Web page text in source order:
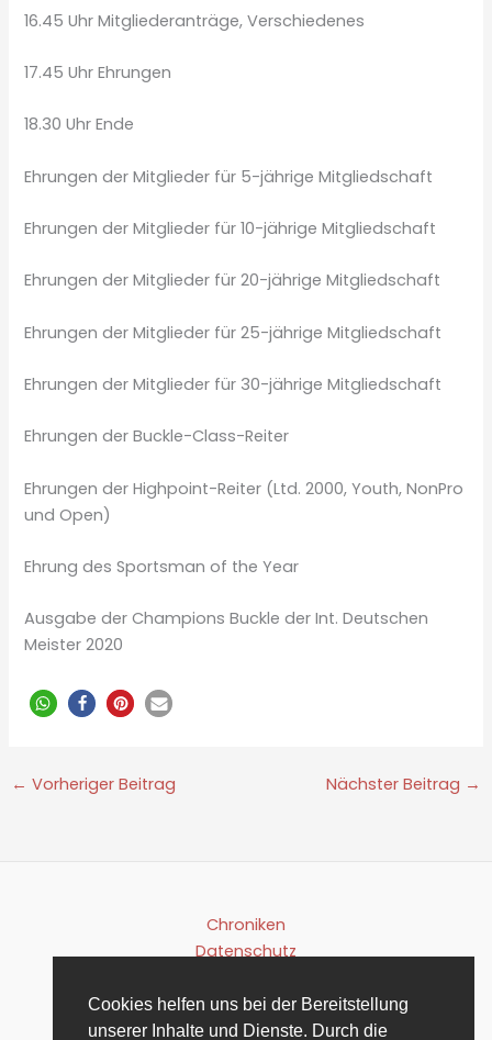
Cookies helfen uns bei der Bereitstellung
unserer Inhalte und Dienste. Durch die
16.45 Uhr Mitgliederanträge, Verschiedenes
17.45 Uhr Ehrungen
18.30 Uhr Ende
Ehrungen der Mitglieder für 5-jährige Mitgliedschaft
Ehrungen der Mitglieder für 10-jährige Mitgliedschaft
Ehrungen der Mitglieder für 20-jährige Mitgliedschaft
Ehrungen der Mitglieder für 25-jährige Mitgliedschaft
Ehrungen der Mitglieder für 30-jährige Mitgliedschaft
Ehrungen der Buckle-Class-Reiter
Ehrungen der Highpoint-Reiter (Ltd. 2000, Youth, NonPro
und Open)
Ehrung des Sportsman of the Year
Ausgabe der Champions Buckle der Int. Deutschen
Meister 2020
← Vorheriger Beitrag Nächster Beitrag →
Chroniken
Datenschutz
Impressum